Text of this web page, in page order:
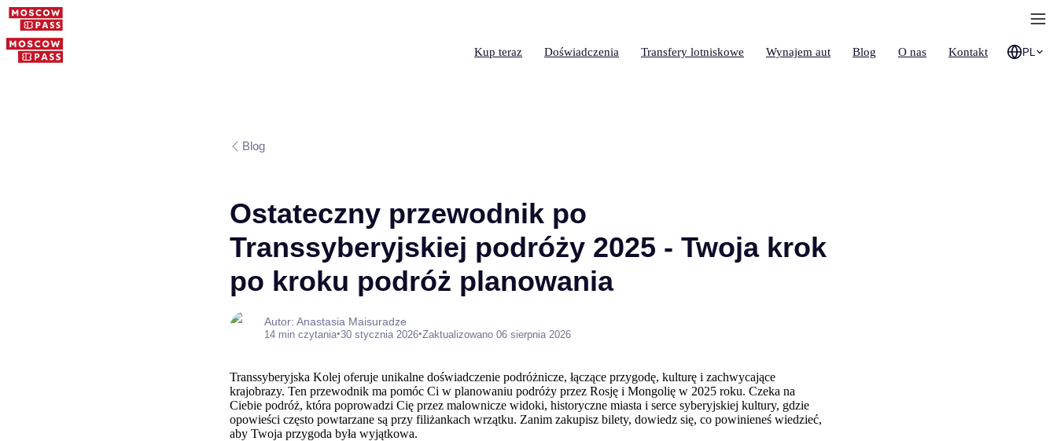
Kup teraz Doświadczenia Transfery lotniskowe Wynajem aut Blog O nas Kontakt PL
Blog
Ostateczny przewodnik po
Transsyberyjskiej podróży 2025 - Twoja krok
po kroku podróż planowania
Autor: Anastasia Maisuradze
14 min czytania•30 stycznia 2026•Zaktualizowano 06 sierpnia 2026
Transsyberyjska Kolej oferuje unikalne doświadczenie podróżnicze, łączące przygodę, kulturę i zachwycające
krajobrazy. Ten przewodnik ma pomóc Ci w planowaniu podróży przez Rosję i Mongolię w 2025 roku. Czeka na
Ciebie podróż, która poprowadzi Cię przez malownicze widoki, historyczne miasta i serce syberyjskiej kultury, gdzie
opowieści często powtarzane są przy filiżankach wrzątku. Zanim zakupisz bilety, dowiedz się, co powinieneś wiedzieć,
aby Twoja przygoda była wyjątkowa.